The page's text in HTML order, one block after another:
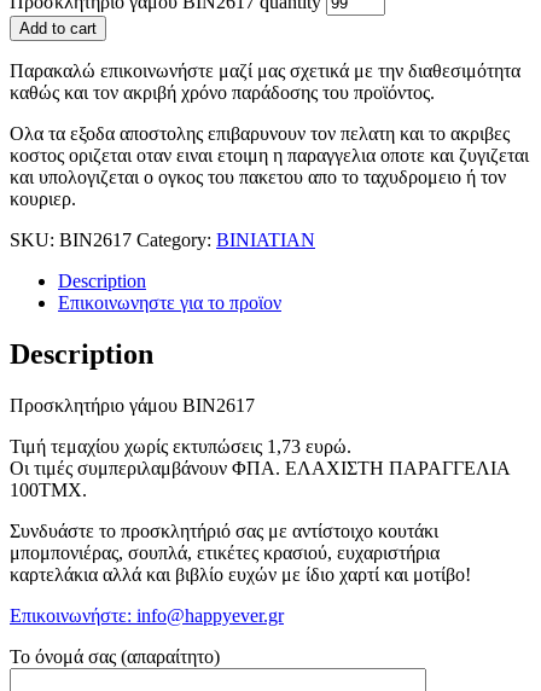
Add to cart
Παρακαλώ επικοινωνήστε μαζί μας σχετικά με την διαθεσιμότητα
καθώς και τον ακριβή χρόνο παράδοσης του προϊόντος.
Ολα τα εξοδα αποστολης επιβαρυνουν τον πελατη και το ακριβες
κοστος οριζεται οταν ειναι ετοιμη η παραγγελια οποτε και ζυγιζεται
και υπολογιζεται ο ογκος του πακετου απο το ταχυδρομειο ή τον
κουριερ.
SKU: BIN2617 Category: BINIATIAN
Description
Επικοινωνηστε για το προϊoν
Description
Προσκλητήριο γάμου ΒΙΝ2617
Τιμή τεμαχίου χωρίς εκτυπώσεις 1,73 ευρώ.
Οι τιμές συμπεριλαμβάνουν ΦΠΑ. ΕΛΑΧΙΣΤΗ ΠΑΡΑΓΓΕΛΙΑ
100ΤΜΧ.
Συνδυάστε το προσκλητήριό σας με αντίστοιχο κουτάκι
μπομπονιέρας, σουπλά, ετικέτες κρασιού, ευχαριστήρια
καρτελάκια αλλά και βιβλίο ευχών με ίδιο χαρτί και μοτίβο!
Επικοινωνήστε: info@happyever.gr
Το όνομά σας (απαραίτητο)